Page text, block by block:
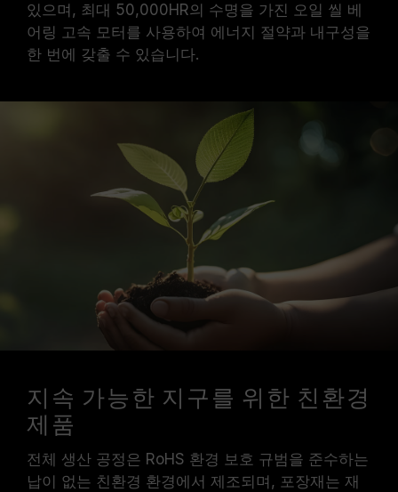
있으며, 최대 50,000HR의 수명을 가진 오일 씰 베
어링 고속 모터를 사용하여 에너지 절약과 내구성을
한 번에 갖출 수 있습니다.
지속 가능한 지구를 위한 친환경
제품
전체 생산 공정은 RoHS 환경 보호 규범을 준수하는
납이 없는 친환경 환경에서 제조되며, 포장재는 재